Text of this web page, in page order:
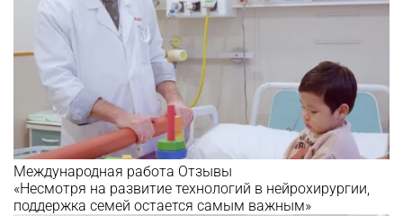
Международная работа Отзывы
«Несмотря на развитие технологий в нейрохирургии,
поддержка семей остается самым важным»